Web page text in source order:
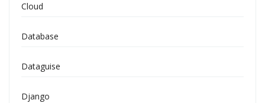
Cloud
Database
Dataguise
Django